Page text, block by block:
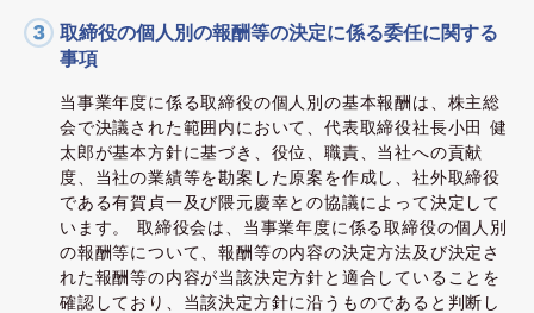
取締役の個人別の報酬等の決定に係る委任に関する
事項
当事業年度に係る取締役の個人別の基本報酬は、株主総
会で決議された範囲内において、代表取締役社長小田 健
太郎が基本方針に基づき、役位、職責、当社への貢献
度、当社の業績等を勘案した原案を作成し、社外取締役
である有賀貞一及び隈元慶幸との協議によって決定して
います。 取締役会は、当事業年度に係る取締役の個人別
の報酬等について、報酬等の内容の決定方法及び決定さ
れた報酬等の内容が当該決定方針と適合していることを
確認しており、当該決定方針に沿うものであると判断し